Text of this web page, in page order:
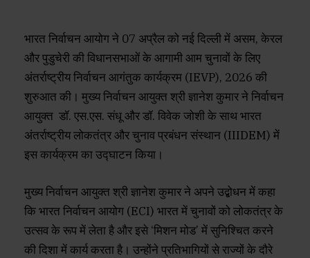
भारत निर्वाचन आयोग ने 07 अप्रैल को नई दिल्ली में असम, केरल
और पुडुचेरी की विधानसभाओं के आगामी आम चुनावों के लिए
अंतर्राष्ट्रीय निर्वाचन आगंतुक कार्यक्रम (IEVP), 2026 की
शुरुआत की। मुख्य निर्वाचन आयुक्त श्री ज्ञानेश कुमार ने निर्वाचन
आयुक्त डॉ. एस.एस. संधू और डॉ. विवेक जोशी के साथ भारत
अंतर्राष्ट्रीय लोकतंत्र और चुनाव प्रबंधन संस्थान (IIIDEM) में
इस कार्यक्रम का उद्घाटन किया।
मुख्य निर्वाचन आयुक्त श्री ज्ञानेश कुमार ने अपने उद्बोधन में कहा
कि भारत निर्वाचन आयोग (ECI) भारत में चुनावों को लोकतंत्र के
उत्सव के रूप में लेता है और इसे ‘मिशन मोड’ में सुनिश्चित करने
की दिशा में कार्य करता है। उन्होंने प्रतिभागियों से राज्यों के दौरे